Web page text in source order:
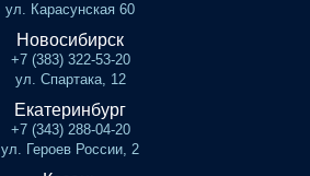
ул. Карасунская 60
Новосибирск
+7 (383) 322-53-20
ул. Спартака, 12
Екатеринбург
+7 (343) 288-04-20
ул. Героев России, 2